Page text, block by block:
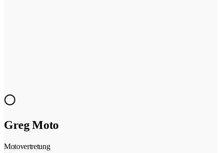
Greg Moto
Motovertretung